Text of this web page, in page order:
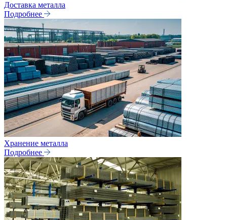
Доставка металла
Подробнее
Хранение металла
Подробнее